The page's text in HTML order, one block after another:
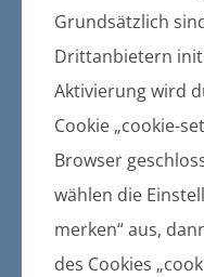
Grundsätzlich
Drittanbietern
Aktivierung wird
Cookie „cookie-
Browser
wählen die
merken“ aus,
des Cookies
Murchin
Auslegung
Vorhaben-
Bekanntmachung
Murchin vom
Entwurf und die